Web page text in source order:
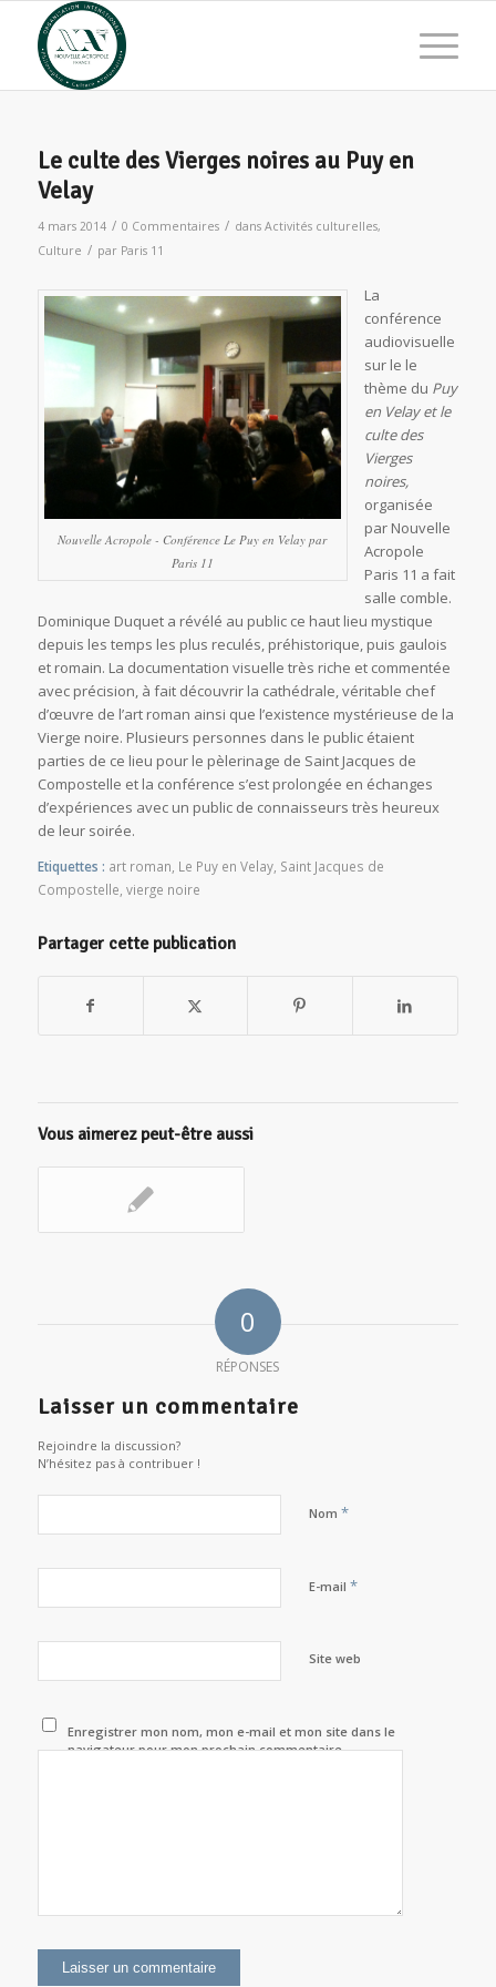
Le culte des Vierges noires au Puy en
Velay
4 mars 2014 / 0 Commentaires / dans Activités culturelles,
Culture / par Paris 11
Nouvelle Acropole - Conférence Le Puy en Velay par
Paris 11
La
conférence
audiovisuelle
sur le le
thème du Puy
en Velay et le
culte des
Vierges
noires,
organisée
par Nouvelle
Acropole
Paris 11 a fait
salle comble.
Dominique Duquet a révélé au public ce haut lieu mystique
depuis les temps les plus reculés, préhistorique, puis gaulois
et romain. La documentation visuelle très riche et commentée
avec précision, à fait découvrir la cathédrale, véritable chef
d’œuvre de l’art roman ainsi que l’existence mystérieuse de la
Vierge noire. Plusieurs personnes dans le public étaient
parties de ce lieu pour le pèlerinage de Saint Jacques de
Compostelle et la conférence s’est prolongée en échanges
d’expériences avec un public de connaisseurs très heureux
de leur soirée.
Etiquettes : art roman Le Puy en Velay, Saint Jacques de
Compostelle vierge noire
Partager cette publication
Vous aimerez peut-être aussi
0
RÉPONSES
Laisser un commentaire
Rejoindre la discussion?
N’hésitez pas à contribuer !
Nom *
E-mail *
Site web
Enregistrer mon nom, mon e-mail et mon site dans le
navigateur pour mon prochain commentaire.